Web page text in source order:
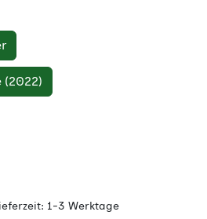
(2022)
1-3 Werktage